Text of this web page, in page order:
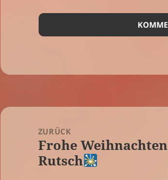
Beitragsnavigation
ZURÜCK
Vorheriger
Beitrag:
Frohe Weihnachten
Rutsch